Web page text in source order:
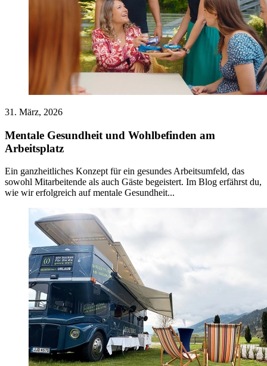
31. März, 2026
Mentale Gesundheit und Wohlbefinden am
Arbeitsplatz
Ein ganzheitliches Konzept für ein gesundes Arbeitsumfeld, das
sowohl Mitarbeitende als auch Gäste begeistert. Im Blog erfährst du,
wie wir erfolgreich auf mentale Gesundheit...